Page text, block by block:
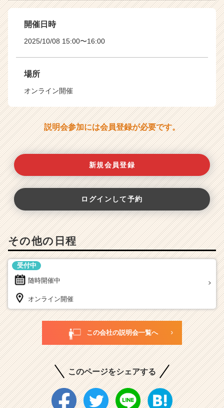
開催日時
2025/10/08 15:00〜16:00
場所
オンライン開催
説明会参加には会員登録が必要です。
新規会員登録
ログインして予約
その他の日程
随時開催中
受付中
オンライン開催
この会社の説明会一覧へ
このページをシェアする